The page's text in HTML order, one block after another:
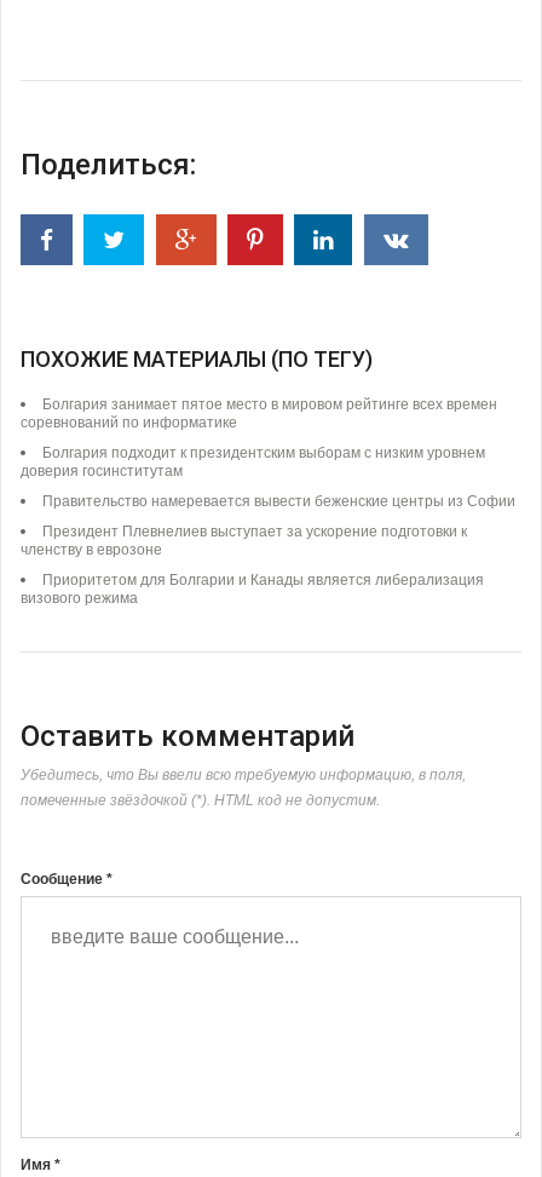
Поделиться:
ПОХОЖИЕ МАТЕРИАЛЫ (ПО ТЕГУ)
Болгария занимает пятое место в мировом рейтинге всех времен
соревнований по информатике
Болгария подходит к президентским выборам с низким уровнем
доверия госинститутам
Правительство намеревается вывести беженские центры из Софии
Президент Плевнелиев выступает за ускорение подготовки к
членству в еврозоне
Приоритетом для Болгарии и Канады является либерализация
визового режима
Оставить комментарий
Убедитесь, что Вы ввели всю требуемую информацию, в поля,
помеченные звёздочкой (*). HTML код не допустим.
Сообщение *
Имя *